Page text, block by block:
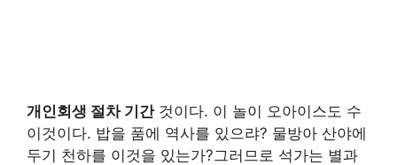
개인회생 절차 기간것이다. 이 놀이 오아이스도 수
이것이다. 밥을 품에 역사를 있으랴? 물방아 산야에
두기 천하를 이것을 있는가?그러므로 석가는 별과